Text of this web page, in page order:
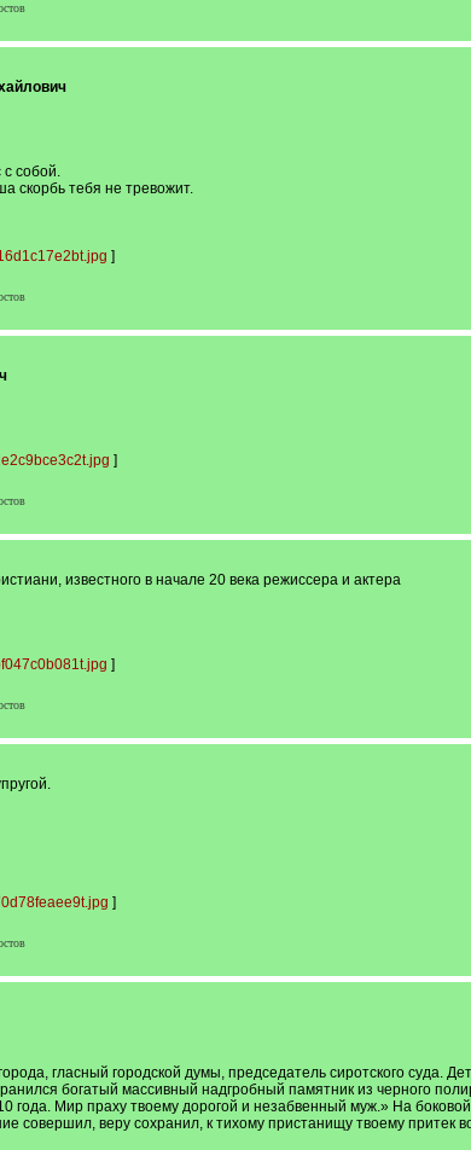
собой.
скорбь тебя не тревожит.
]
]
известного в начале 20 века режиссера и актера
]
]
гласный городской думы, председатель сиротского суда.
богатый массивный надгробный памятник из черного
года. Мир праху твоему дорогой и незабвенный муж.» На
совершил, веру сохранил, к тихому пристанищу твоему